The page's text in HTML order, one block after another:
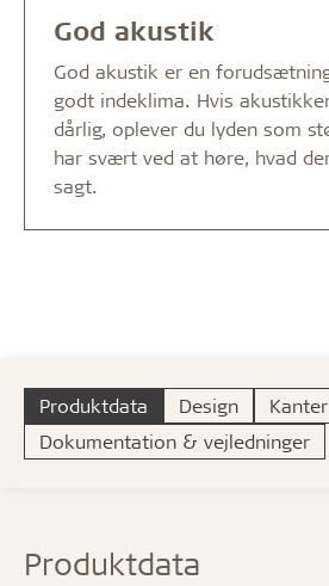
God akustik
God akustik er en
godt indeklima. Hvis
dårlig, oplever du lyden som
har svært ved at høre, hvad
sagt.
Produktdata Design
Dokumentation & vejledninger
Produktdata